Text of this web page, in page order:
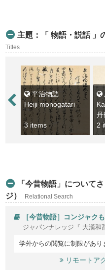
主題：「 物語・説話 」
Titles
平治物語
Heiji monogatari
3 items
丹
2
「今昔物語」について
ジ）
Relational Search
［今昔物語］コンジャク
ジャパンナレッジ『 大漢和
学外からの閲覧に制限があり
リモートア